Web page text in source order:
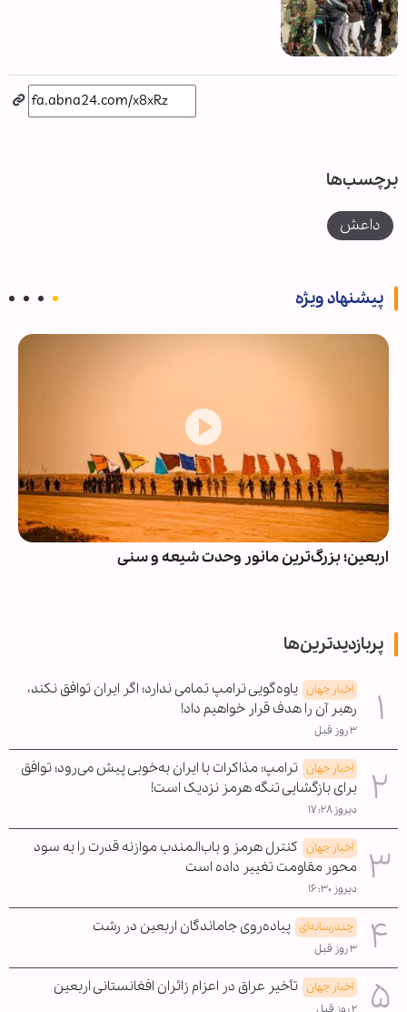
برچسب‌ها
داعش
پیشنهاد ویژه
اربعین؛ بزرگ‌ترین مانور وحدت شیعه و سنی
پربازدیدترین‌ها
اخبار جهان یاوه‌گویی ترامپ تمامی ندارد؛ اگر ایران توافق نکند،
رهبر آن را هدف قرار خواهیم داد!
۳ روز قبل
اخبار جهان ترامپ: مذاکرات با ایران به‌خوبی پیش می‌رود؛ توافق
برای بازگشایی تنگه هرمز نزدیک است!
دیروز ۱۷:۲۸
اخبار جهان کنترل هرمز و باب‌المندب موازنه قدرت را به سود
محور مقاومت تغییر داده است
دیروز ۱۶:۳۰
چندرسانه‌ای پیاده‌روی جاماندگان اربعین در رشت
۳ روز قبل
اخبار جهان تأخیر عراق در اعزام زائران افغانستانی اربعین